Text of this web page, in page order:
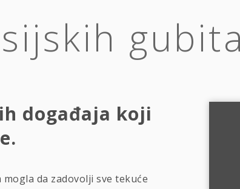
događaja koji
da zadovolji sve tekuće